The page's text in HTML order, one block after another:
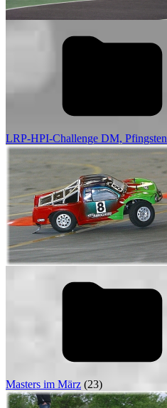
LRP-HPI-Challenge DM, Pfingsten
Masters im März (23)